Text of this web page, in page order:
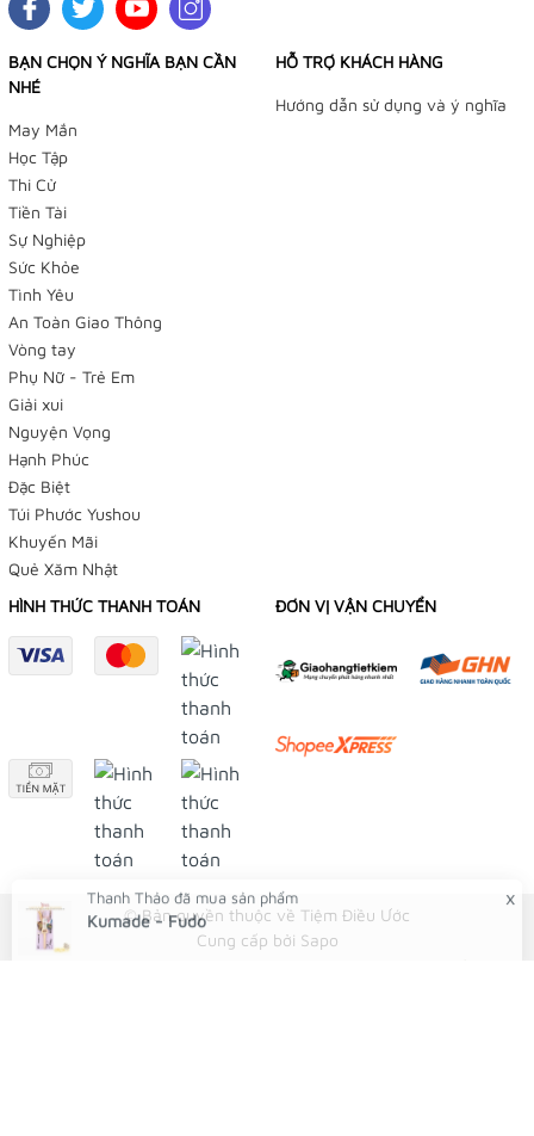
NHẬN ĐẶT HÀNG QUA FACEBOOK TRƯỚC KHI ĐẾN LẤY
Tiệm Điều Ước - Yushou 御守 - Tiệm Phụ Kiện Bạch
Dương
179/12 Trần Văn Khéo, P. Cái Khế, Q Ninh Kiều, TP Cần
Thơ
Facebook:
👉Omamori Tiệm Điều Ước
👉Yushou 御守
Phụ Kiện Bạch Dương
👉Tiệm Điều Ước
Youtube:
Tiệm Điều Ước
BẠN CHỌN Ý NGHĨA BẠN CẦN
NHÉ
May Mắn
Học Tập
Thi Cử
Tiền Tài
Sự Nghiệp
Sức Khỏe
Tình Yêu
An Toàn Giao Thông
Vòng tay
Phụ Nữ - Trẻ Em
Giải xui
Nguyện Vọng
Hạnh Phúc
Đặc Biệt
Túi Phước Yushou
Khuyến Mãi
Quẻ Xăm Nhật
HỖ TRỢ KHÁCH HÀNG
Hướng dẫn sử dụng và ý nghĩa
HÌNH THỨC THANH TOÁN ĐƠN VỊ VẬN CHUYỂN
© Bản quyền thuộc về Tiệm Điều Ước
Cung cấp bởi Sapo
đã mua sản phẩm